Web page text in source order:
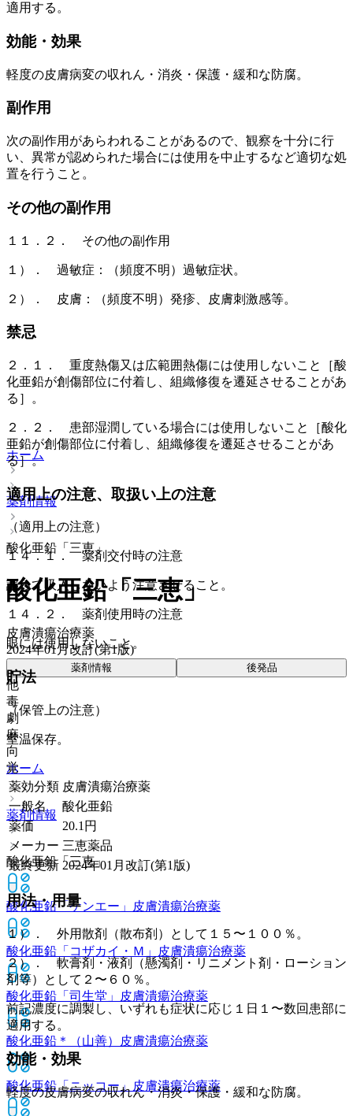
適用する。
効能・効果
軽度の皮膚病変の収れん・消炎・保護・緩和な防腐。
副作用
次の副作用があらわれることがあるので、観察を十分に行
い、異常が認められた場合には使用を中止するなど適切な処
置を行うこと。
その他の副作用
１１．２． その他の副作用
１）． 過敏症：（頻度不明）過敏症状。
２）． 皮膚：（頻度不明）発疹、皮膚刺激感等。
禁忌
２．１． 重度熱傷又は広範囲熱傷には使用しないこと［酸
化亜鉛が創傷部位に付着し、組織修復を遷延させることがあ
る］。
２．２． 患部湿潤している場合には使用しないこと［酸化
亜鉛が創傷部位に付着し、組織修復を遷延させることがあ
る］。
適用上の注意、取扱い上の注意
（適用上の注意）
１４．１． 薬剤交付時の注意
誤って吸入しないよう注意させること。
１４．２． 薬剤使用時の注意
眼には使用しないこと。
貯法
（保管上の注意）
室温保存。
ホーム
薬剤情報
酸化亜鉛「三恵」
酸化亜鉛「ケンエー」 皮膚潰瘍治療薬
酸化亜鉛「コザカイ・Ｍ」 皮膚潰瘍治療薬
酸化亜鉛「司生堂」 皮膚潰瘍治療薬
酸化亜鉛＊（山善） 皮膚潰瘍治療薬
酸化亜鉛「ニッコー」 皮膚潰瘍治療薬
ホーム
薬剤情報
酸化亜鉛「三恵」
酸化亜鉛「三恵」
皮膚潰瘍治療薬
2024年01月改訂(第1版)
薬剤情報 後発品
他
毒
劇
麻
向
覚
薬効分類 皮膚潰瘍治療薬
一般名
酸化亜鉛
薬価
20.1 円
メーカー 三恵薬品
最終更新 2024年01月改訂(第1版)
用法・用量
１）． 外用散剤（散布剤）として１５〜１００％。
２）． 軟膏剤・液剤（懸濁剤・リニメント剤・ローション
剤等）として２〜６０％。
前記濃度に調製し、いずれも症状に応じ１日１〜数回患部に
適用する。
効能・効果
軽度の皮膚病変の収れん・消炎・保護・緩和な防腐。